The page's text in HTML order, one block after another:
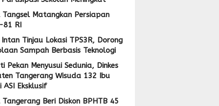
Tangsel Matangkan Persiapan
81 RI
Tinjau Lokasi TPS3R, Dorong
Sampah Berbasis Teknologi
Pekan Menyusui Sedunia, Dinkes
Tangerang Wisuda 132 Ibu
ASI Eksklusif
Tangerang Beri Diskon BPHTB 45